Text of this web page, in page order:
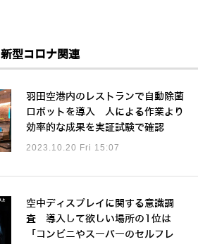
新型コロナ関連
羽田空港内のレストランで自動除菌
ロボットを導入 人による作業より
効率的な成果を実証試験で確認
2023.10.20 Fri 15:07
空中ディスプレイに関する意識調
査 導入して欲しい場所の1位は
「コンビニやスーパーのセルフレ